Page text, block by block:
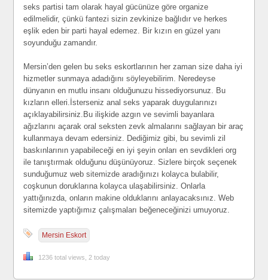
seks partisi tam olarak hayal gücünüze göre organize
edilmelidir, çünkü fantezi sizin zevkinize bağlıdır ve herkes
eşlik eden bir parti hayal edemez. Bir kızın en güzel yanı
soyunduğu zamandır.
Mersin’den gelen bu seks eskortlarının her zaman size daha iyi
hizmetler sunmaya adadığını söyleyebilirim. Neredeyse
dünyanın en mutlu insanı olduğunuzu hissediyorsunuz. Bu
kızların elleri.İsterseniz anal seks yaparak duygularınızı
açıklayabilirsiniz.Bu ilişkide azgın ve sevimli bayanlara
ağızlarını açarak oral seksten zevk almalarını sağlayan bir araç
kullanmaya devam edersiniz. Dediğimiz gibi, bu sevimli zil
baskınlarının yapabileceği en iyi şeyin onları en sevdikleri org
ile tanıştırmak olduğunu düşünüyoruz. Sizlere birçok seçenek
sunduğumuz web sitemizde aradığınızı kolayca bulabilir,
coşkunun doruklarına kolayca ulaşabilirsiniz. Onlarla
yattığınızda, onların makine olduklarını anlayacaksınız. Web
sitemizde yaptığımız çalışmaları beğeneceğinizi umuyoruz.
Mersin Eskort
1236 total views, 2 today